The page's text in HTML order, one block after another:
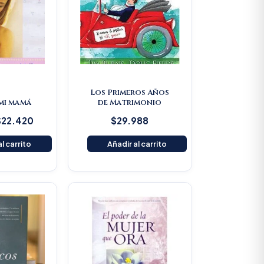
mamá
22.420
carrito
Los Primeros Años
de Matrimonio
$29.988
Añadir al carrito
price
was:
$80.500.
Current